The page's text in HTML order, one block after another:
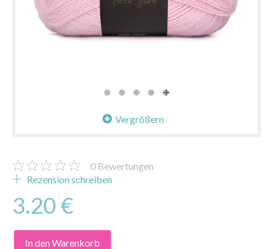
Vergrößern
0 Bewertungen
Rezension schreiben
3.20 €
In den Warenkorb